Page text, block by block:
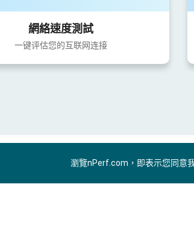
網絡速度測試
一键评估您的互联网连接
瀏覽nPerf.com，即表示您同意